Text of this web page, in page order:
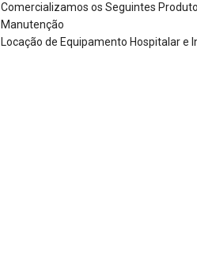
Comercializamos os Seguintes
Manutenção
Locação de Equipamento Hospitalar e